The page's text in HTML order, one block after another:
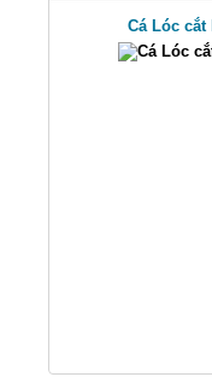
Cá Lóc cắt